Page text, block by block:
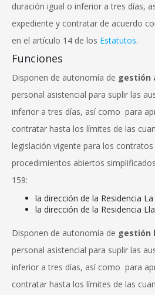
CONSELL DE
SEDE
duración igual o inferior a tres días,
expediente y contratar de acuerdo
en el artículo 14 de los Estatutos.
Funciones
Disponen de autonomía de gestión
personal asistencial para suplir las
inferior a tres días, así como para
contratar hasta los límites de las
legislación vigente para los
procedimientos abiertos
159:
la dirección de la Residencia
la dirección de la Residencia
Disponen de autonomía de gestión
personal asistencial para suplir las
inferior a tres días, así como para
contratar hasta los límites de las